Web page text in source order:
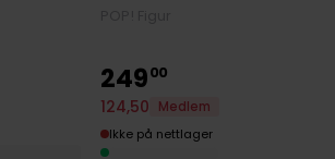
24900
124,50
Medlem
Ikke på nettlager